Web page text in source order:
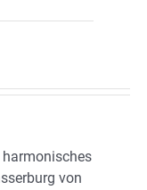
von